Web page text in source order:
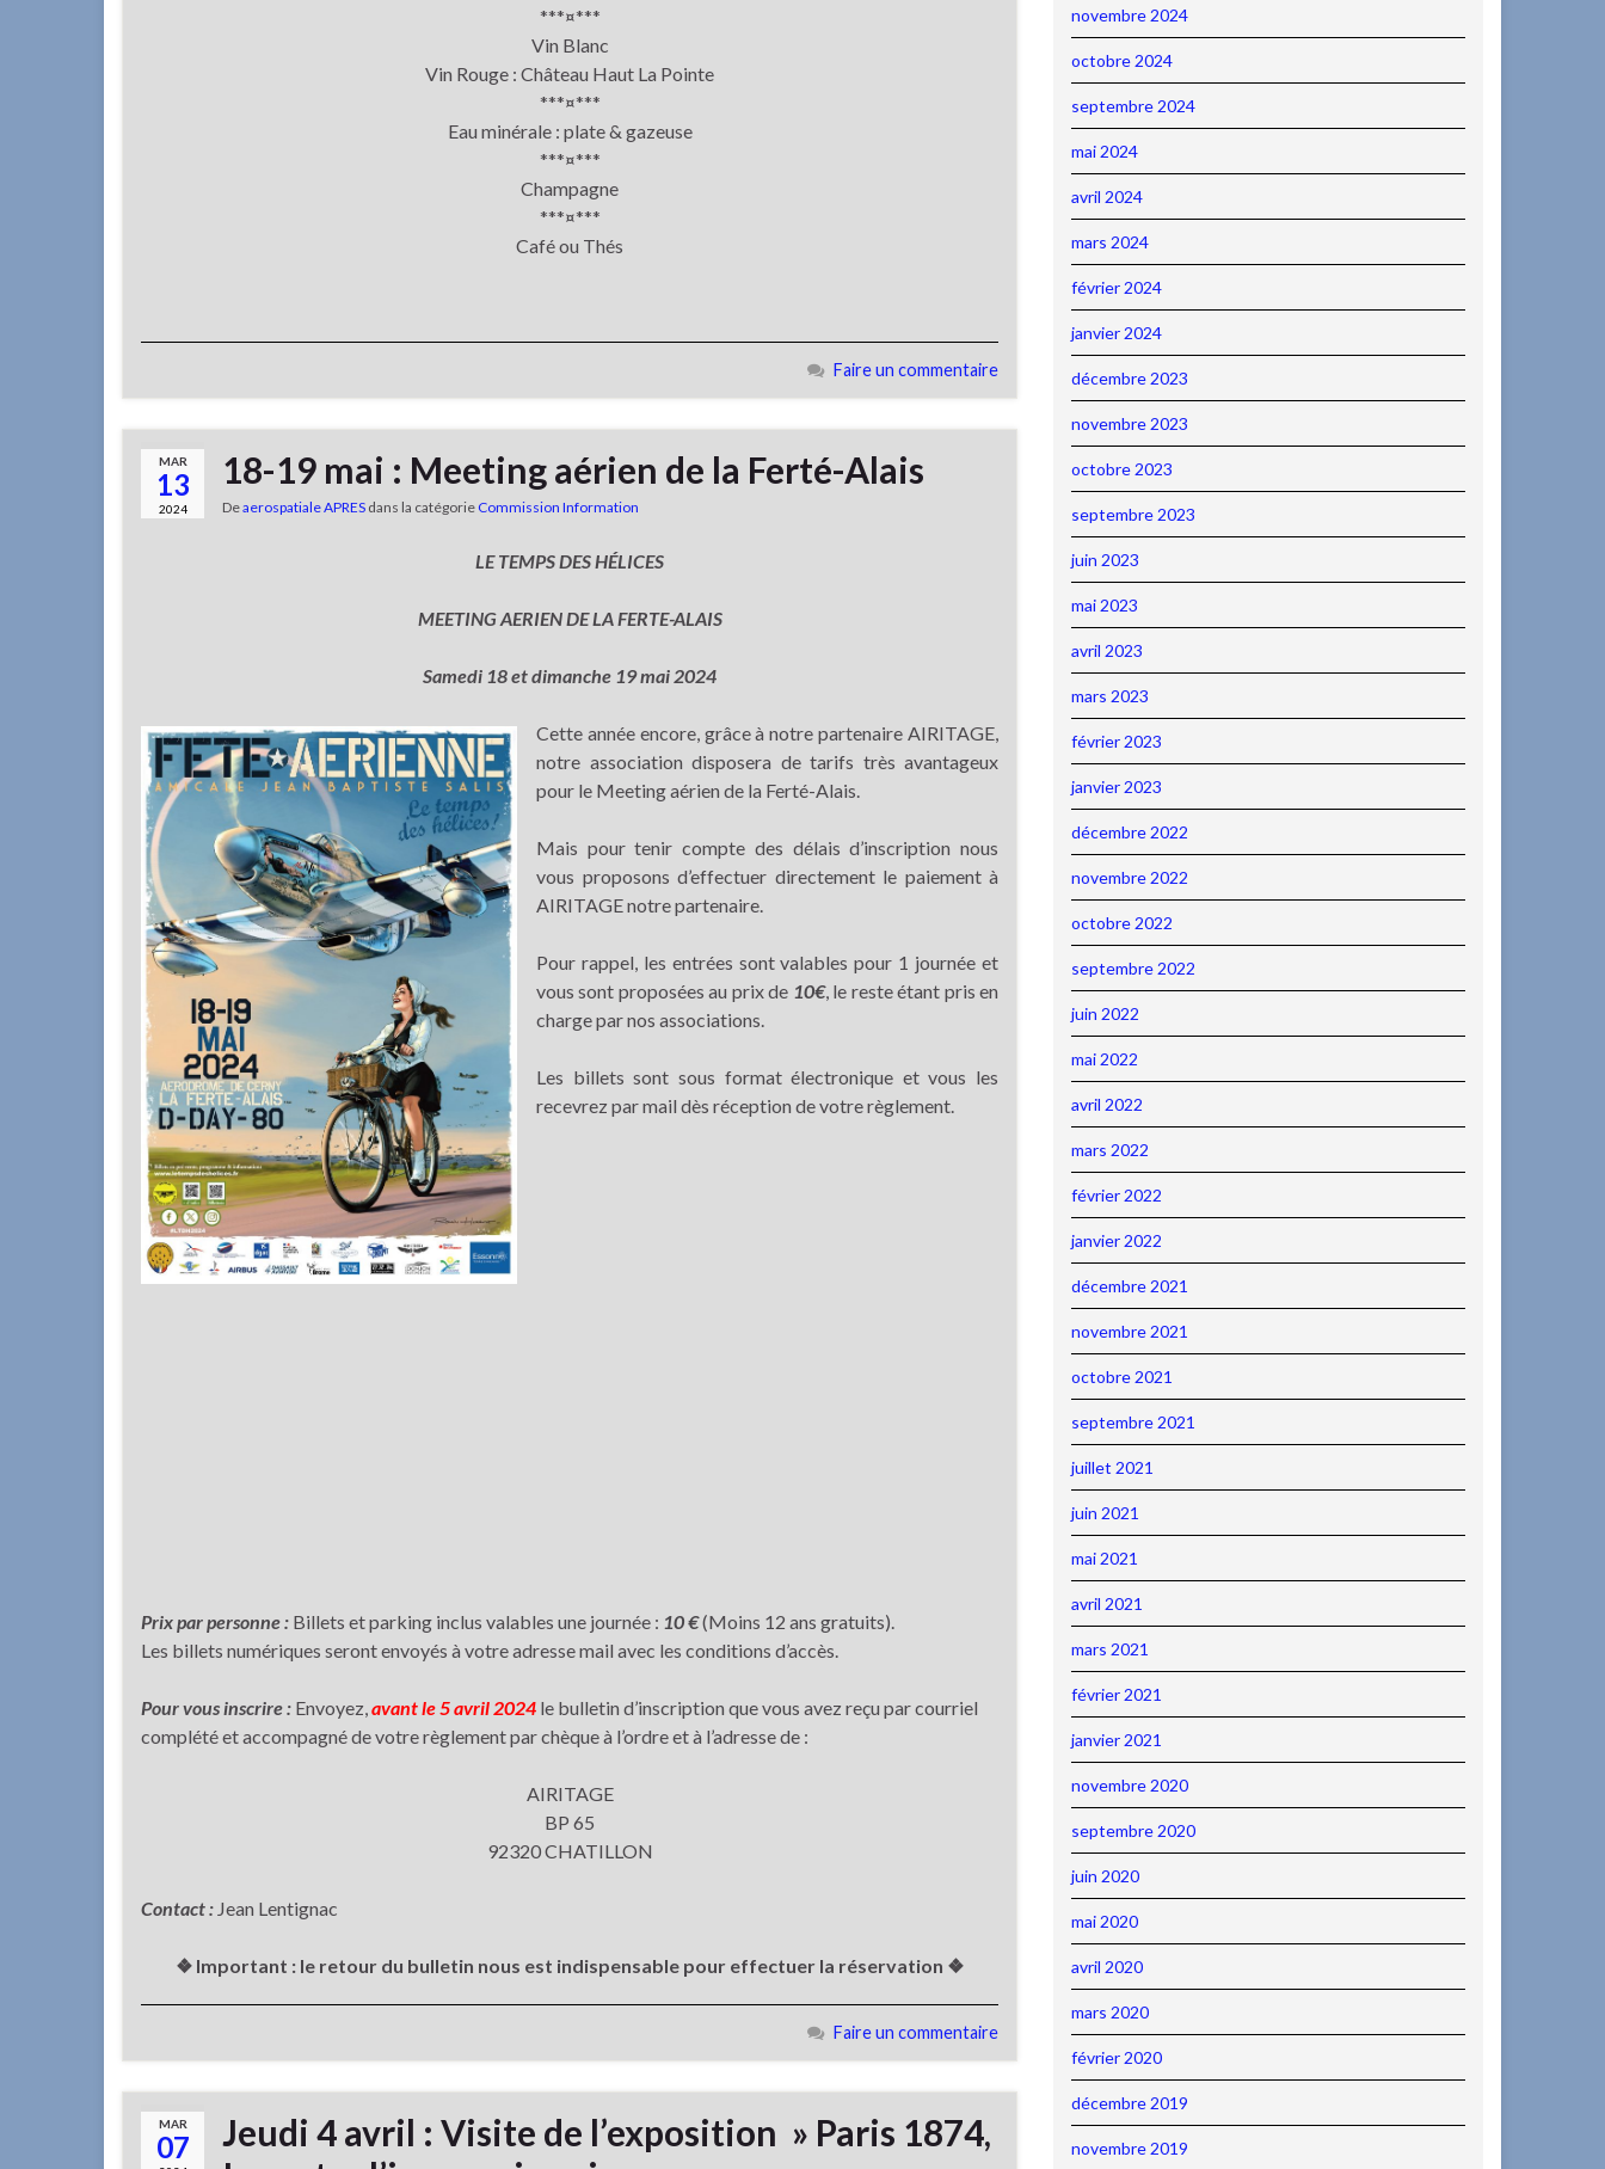
***¤***
Vin Blanc
Vin Rouge : Château Haut La Pointe
***¤***
Eau minérale : plate & gazeuse
***¤***
Champagne
***¤***
Café ou Thés
Faire un commentaire
MAR
13
2024
18-19 mai : Meeting aérien de la Ferté-Alais
Deaerospatiale APRES dans la catégorie Commission Information
LE TEMPS DES HÉLICES
MEETING AERIEN DE LA FERTE-ALAIS
Samedi 18 et dimanche 19 mai 2024
Cette année encore, grâce à notre partenaire AIRITAGE,
notre association disposera de tarifs très avantageux
pour le Meeting aérien de la Ferté-Alais.
Mais pour tenir compte des délais d’inscription nous
vous proposons d’effectuer directement le paiement à
AIRITAGE notre partenaire.
Pour rappel, les entrées sont valables pour 1 journée et
vous sont proposées au prix de 10€, le reste étant pris en
charge par nos associations.
Les billets sont sous format électronique et vous les
recevrez par mail dès réception de votre règlement.
Prix par personne : Billets et parking inclus valables une journée : 10 €(Moins 12 ans gratuits).
Les billets numériques seront envoyés à votre adresse mail avec les conditions d’accès.
Pour vous inscrire : Envoyez,avant le 5 avril 2024 le bulletin d’inscription que vous avez reçu par courriel
complété et accompagné de votre règlement par chèque à l’ordre et à l’adresse de :
AIRITAGE
BP 65
92320 CHATILLON
Contact : Jean Lentignac
❖ Important : le retour du bulletin nous est indispensable pour effectuer la réservation ❖
Faire un commentaire
MAR
07
Jeudi 4 avril : Visite de l’exposition » Paris 1874,
novembre 2024
octobre 2024
septembre 2024
mai 2024
avril 2024
mars 2024
février 2024
janvier 2024
décembre 2023
novembre 2023
octobre 2023
septembre 2023
juin 2023
mai 2023
avril 2023
mars 2023
février 2023
janvier 2023
décembre 2022
novembre 2022
octobre 2022
septembre 2022
juin 2022
mai 2022
avril 2022
mars 2022
février 2022
janvier 2022
décembre 2021
novembre 2021
octobre 2021
septembre 2021
juillet 2021
juin 2021
mai 2021
avril 2021
mars 2021
février 2021
janvier 2021
novembre 2020
septembre 2020
juin 2020
mai 2020
avril 2020
mars 2020
février 2020
décembre 2019
novembre 2019